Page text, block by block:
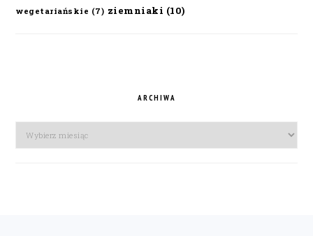
wegetariańskie (7) ziemniaki (10)
ARCHIWA
Archiwa